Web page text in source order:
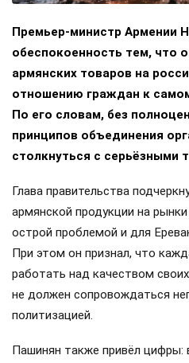
Премьер-министр Армении
обеспокоенность тем, что
армянских товаров на
отношению граждан к
По его словам, без
принципов объединения
столкнуться с серьёзными
Глава правительства
армянской продукции на
острой проблемой и для
При этом он признал, что
работать над качеством
не должен сопровождаться
политизацией.
Пашинян также привёл цифры: